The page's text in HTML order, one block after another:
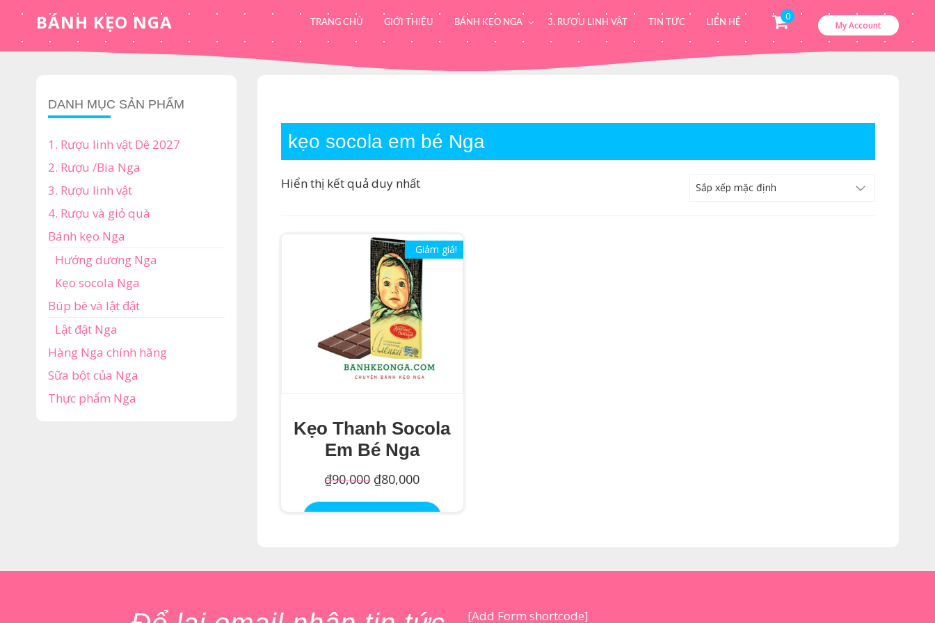
content
BÁNH KẸO NGA TRANG CHỦ GIỚI THIỆU BÁNH KẸO NGA 3. RƯỢU LINH VẬT TIN TỨC LIÊN HỆ
0
My Account
kẹo socola em bé Nga
Hiển thị kết quả duy nhất
Giảm giá!
Kẹo Thanh Socola
Em Bé Nga
₫90,000 Giá
gốc
₫80,000Giá
hiện
₫80,000.
DANH MỤC SẢN PHẨM
1. Rượu linh vật Dê 2027
2. Rượu /Bia Nga
3. Rượu linh vật
4. Rượu và giỏ quà
Bánh kẹo Nga
Hướng dương Nga
Kẹo socola Nga
Búp bê và lật đật
Lật đật Nga
Hàng Nga chính hãng
Sữa bột của Nga
Thực phẩm Nga
[Add Form shortcode]